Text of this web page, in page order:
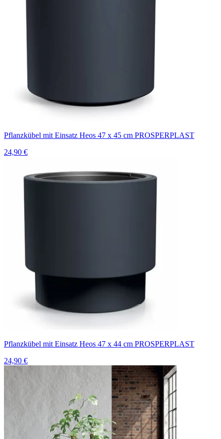
Pflanzkübel mit Einsatz Heos 47 x 45 cm PROSPERPLAST
24,90 €
Pflanzkübel mit Einsatz Heos 47 x 44 cm PROSPERPLAST
24,90 €